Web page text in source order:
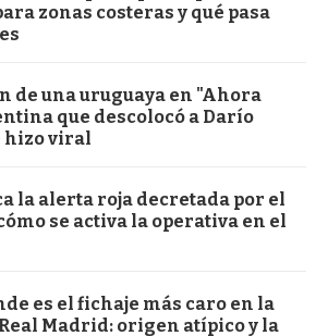
zonas costeras y qué pasa
de una uruguaya en "Ahora
que descolocó a Darío
hizo viral
la alerta roja decretada por el
se activa la operativa en el
es el fichaje más caro en la
Madrid: origen atípico y la